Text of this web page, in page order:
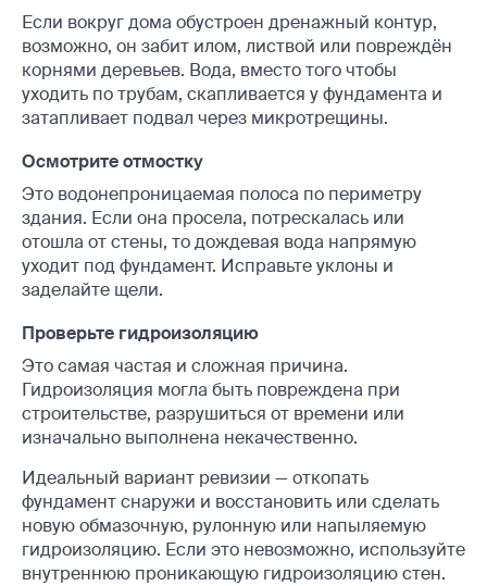
Если вокруг дома обустроен дренажный контур,
возможно, он забит илом, листвой или повреждён
корнями деревьев. Вода, вместо того чтобы
уходить по трубам, скапливается у фундамента и
затапливает подвал через микротрещины.
Осмотрите отмостку
Это водонепроницаемая полоса по периметру
здания. Если она просела, потрескалась или
отошла от стены, то дождевая вода напрямую
уходит под фундамент. Исправьте уклоны и
заделайте щели.
Проверьте гидроизоляцию
Это самая частая и сложная причина.
Гидроизоляция могла быть повреждена при
строительстве, разрушиться от времени или
изначально выполнена некачественно.
Идеальный вариант ревизии — откопать
фундамент снаружи и восстановить или сделать
новую обмазочную, рулонную или напыляемую
гидроизоляцию. Если это невозможно, используйте
внутреннюю проникающую гидроизоляцию стен.